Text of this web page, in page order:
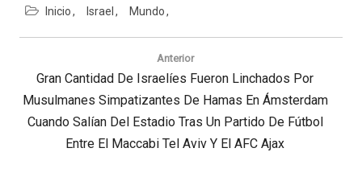
Inicio Israel Mundo
Navegación
entradas
Anterior
Previous
Post:
Gran Cantidad De Israelíes Fueron Linchados Por
Musulmanes Simpatizantes De Hamas En Ámsterdam
Cuando Salían Del Estadio Tras Un Partido De Fútbol
Entre El Maccabi Tel Aviv Y El AFC Ajax